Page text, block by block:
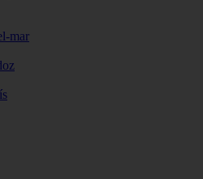
mar